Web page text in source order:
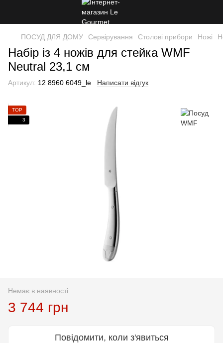
ПОСУД ДЛЯ ДОМУ Сервірування Столові прибори Ножі
Набір із 4 ножів для стейка WMF
Neutral 23,1 см
Артикул: 12 8960 6049_le Написати відгук
TOP
3
Немає в наявності
3 744 грн
Повідомити, коли з'явиться